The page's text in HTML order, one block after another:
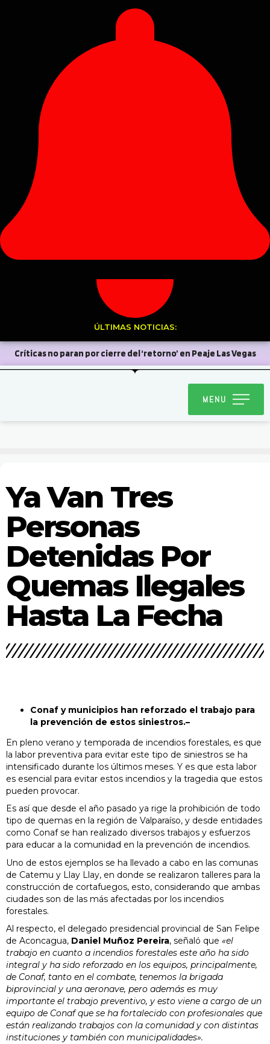
ÚLTIMAS NOTICIAS:
Críticas no paran por cierre del ‘retorno’ en Peaje Las Vegas
El 14 de agosto en el Liceo de Hombres será el 8º Torneo de
Club de natación cuestiona falta
veredicto condenatorio por caso Limpiafosas
Felipe debutó como sede del Mundial de Vóleibol Femenino U17
con gran presencia de hinchas
MENU
Ya Van Tres
Personas
Detenidas Por
Quemas Ilegales
Hasta La Fecha
Conaf y municipios han reforzado el trabajo para
la prevención de estos siniestros.–
En pleno verano y temporada de incendios forestales, es que
la labor preventiva para evitar este tipo de siniestros se ha
intensificado durante los últimos meses. Y es que esta labor
es esencial para evitar estos incendios y la tragedia que estos
pueden provocar.
Es así que desde el año pasado ya rige la prohibición de todo
tipo de quemas en la región de Valparaíso, y desde entidades
como Conaf se han realizado diversos trabajos y esfuerzos
para educar a la comunidad en la prevención de incendios.
Uno de estos ejemplos se ha llevado a cabo en las comunas
de Catemu y Llay Llay, en donde se realizaron talleres para la
construcción de cortafuegos, esto, considerando que ambas
ciudades son de las más afectadas por los incendios
forestales.
Al respecto, el delegado presidencial provincial de San Felipe
de Aconcagua, Daniel Muñoz Pereira, señaló que «el
trabajo en cuanto a incendios forestales este año ha sido
integral y ha sido reforzado en los equipos, principalmente,
de Conaf, tanto en el combate, tenemos la brigada
biprovincial y una aeronave, pero además es muy
importante el trabajo preventivo, y esto viene a cargo de un
equipo de Conaf que se ha fortalecido con profesionales que
están realizando trabajos con la comunidad y con distintas
instituciones y también con municipalidades».